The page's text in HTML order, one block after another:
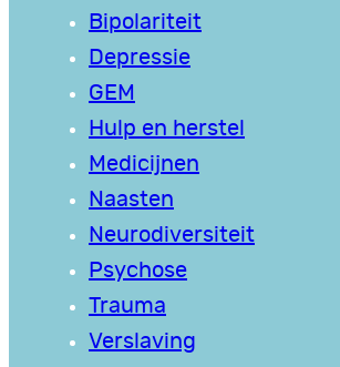
Bipolariteit
Depressie
GEM
Hulp en herstel
Medicijnen
Naasten
Neurodiversiteit
Psychose
Trauma
Verslaving